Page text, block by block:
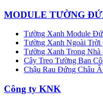
MODULE TƯỜNG
Tường Xanh Module
Tường Xanh Ngoài Trời
Tường Xanh Trong Nhà
Cây Treo Tường Ban
Chậu Rau Đứng Châu
Công ty KNK